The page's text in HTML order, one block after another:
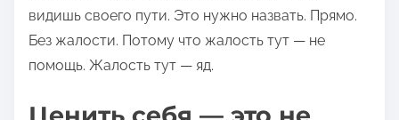
видишь своего пути. Это нужно назвать. Прямо.
Без жалости. Потому что жалость тут — не
помощь. Жалость тут — яд.